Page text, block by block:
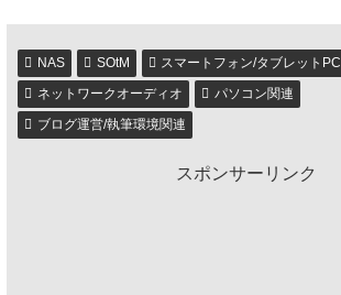
NAS SOtM
スマートフォン/タブレットPC
ネットワークオーディオ
パソコン関連
ブログ運営/執筆環境関連
スポンサーリンク